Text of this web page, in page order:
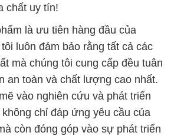
chất uy tín!
là ưu tiên hàng đầu của
luôn đảm bảo rằng tất cả các
mà chúng tôi cung cấp đều tuân
an toàn và chất lượng cao nhất.
vào nghiên cứu và phát triển
chỉ đáp ứng yêu cầu của
còn đóng góp vào sự phát triển